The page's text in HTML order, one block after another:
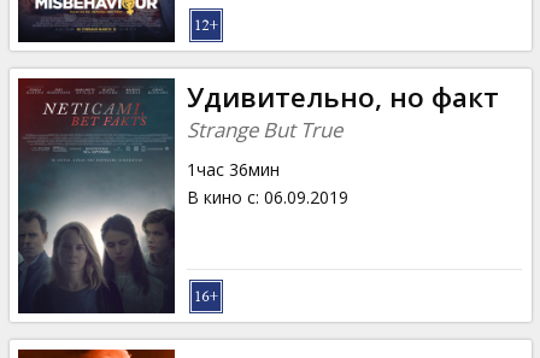
Клуб
Удивительно, но факт
Strange But True
1час 36мин
В кино с: 06.09.2019